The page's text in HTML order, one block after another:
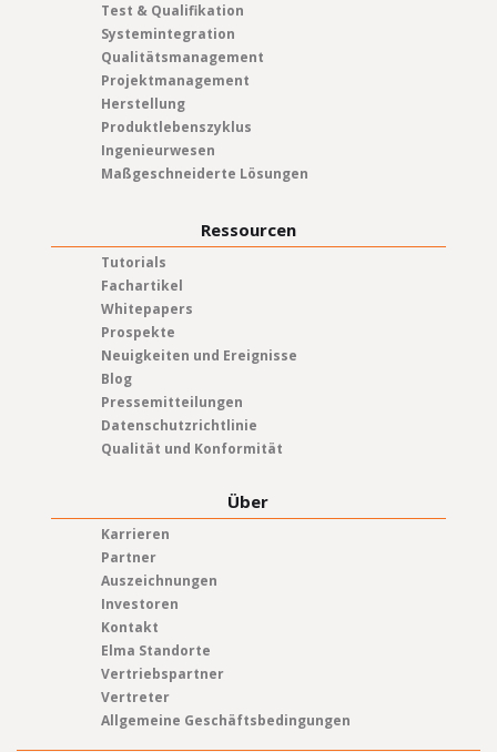
Test & Qualifikation
Systemintegration
Qualitätsmanagement
Projektmanagement
Herstellung
Produktlebenszyklus
Ingenieurwesen
Maßgeschneiderte Lösungen
Ressourcen
Tutorials
Fachartikel
Whitepapers
Prospekte
Neuigkeiten und Ereignisse
Blog
Pressemitteilungen
Datenschutzrichtlinie
Qualität und Konformität
Über
Karrieren
Partner
Auszeichnungen
Investoren
Kontakt
Elma Standorte
Vertriebspartner
Vertreter
Allgemeine Geschäftsbedingungen